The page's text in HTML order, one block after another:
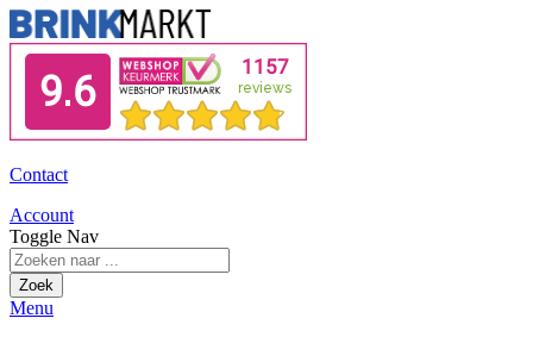
Contact
Account
Toggle Nav
Zoek
Menu